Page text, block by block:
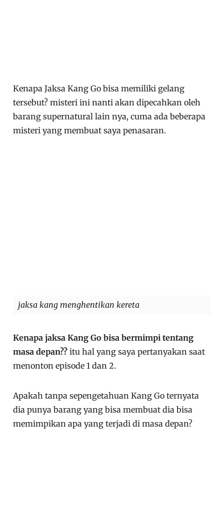
Kenapa Jaksa Kang Go bisa memiliki gelang
tersebut? misteri ini nanti akan dipecahkan oleh
barang supernatural lain nya, cuma ada beberapa
misteri yang membuat saya penasaran.
jaksa kang menghentikan kereta
Kenapa jaksa Kang Go bisa bermimpi tentang
masa depan??itu hal yang saya pertanyakan saat
menonton episode 1 dan 2.
Apakah tanpa sepengetahuan Kang Go ternyata
dia punya barang yang bisa membuat dia bisa
memimpikan apa yang terjadi di masa depan?